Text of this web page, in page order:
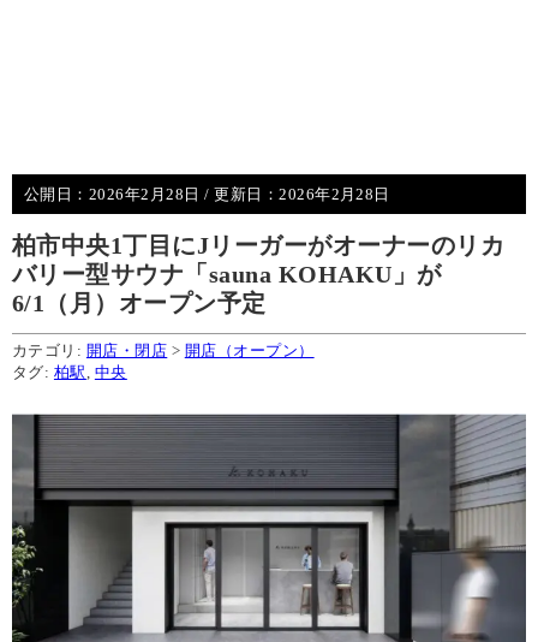
公開日： 2026年2月28日 / 更新日：2026年2月28日
柏市中央1丁目にJリーガーがオーナーのリカ
バリー型サウナ「sauna KOHAKU」が
6/1（月）オープン予定
カテゴリ: 開店・閉店 > 開店（オープン）
タグ: 柏駅 中央